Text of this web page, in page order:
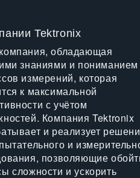
Tektronix
обладающая
знаниями и пониманием
измерений, которая
к максимальной
с учётом
Компания Tektronix
и реализует
и
позволяющие
сложности и ускорить